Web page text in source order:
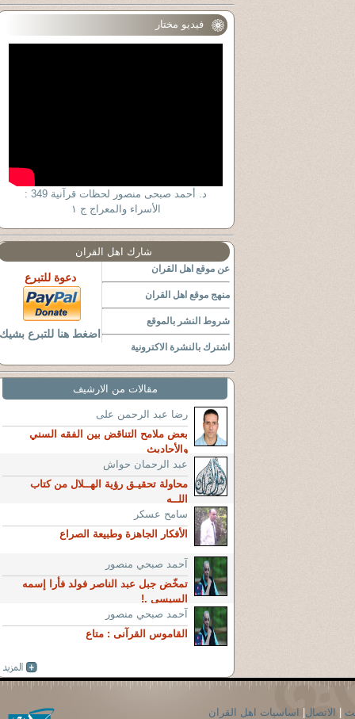
فيديو مختار
د. أحمد صبحى منصور لحظات قرآنية 349 :
الأسراء والمعراج ج ١
شارك اهل القران
عن موقع اهل القران
منهج موقع اهل القران
شروط النشر بالموقع
اشترك بالنشرة الاكترونية
دعوة للتبرع
اضغط هنا للتبرع بشيك
مقالات من الارشيف
رضا عبد الرحمن على
بعض ملامح التناقض بين الفقه السني
والأحاديث
عبد الرحمان حواش
محاولة تحقيـق رؤية الهــلال من كتاب
اللــه
سامح عسكر
الأفكار الجاهزة وطبيعة الصراع
آحمد صبحي منصور
تمخّض جبل عبد الناصر فولد فأرا إسمه
السيسى .!
آحمد صبحي منصور
القاموس القرآنى : متاع
الاتصال اساسيات اهل القران